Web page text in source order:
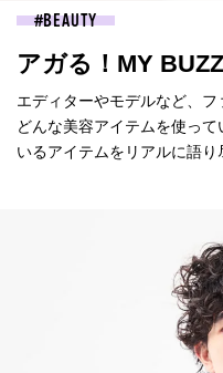
BEAUTY
アガる！MY
エディターやモデルなど、
どんな美容アイテムを使っ
いるアイテムをリアルに語り